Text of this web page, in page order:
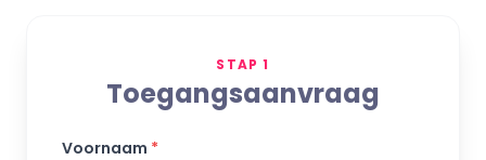
STAP 1
Toegangsaanvraag
Voornaam *